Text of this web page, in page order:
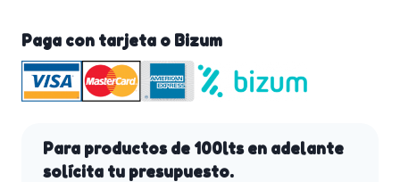
extractos
de
algas
Arvensis
Agro
Paga con tarjeta o Bizum
Para productos de 100lts en adelante
solícita tu presupuesto.